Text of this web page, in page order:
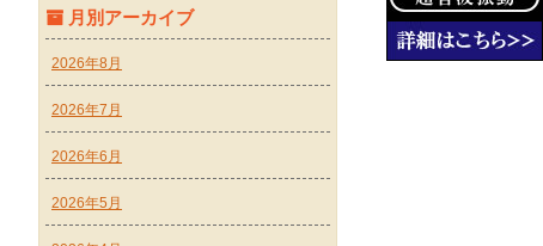
月別アーカイブ
2026年8月
2026年7月
2026年6月
2026年5月